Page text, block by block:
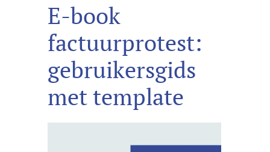
E-book
factuurprotest:
gebruikersgids
met template